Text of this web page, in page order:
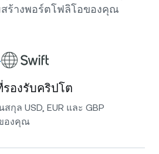
ร้างพอร์ตโฟลิโอของคุณ
องรับคริปโต
กุล USD, EUR และ GBP
องคุณ